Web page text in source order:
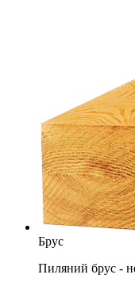
Брус
Пиляний брус -